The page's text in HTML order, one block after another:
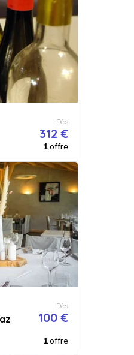
Dès
312 €
1offre
Dès
100 €
1offre